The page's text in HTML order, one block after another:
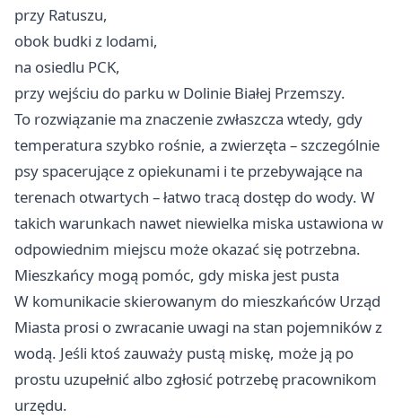
przy Ratuszu,
obok budki z lodami,
na osiedlu PCK,
przy wejściu do parku w Dolinie Białej Przemszy.
To rozwiązanie ma znaczenie zwłaszcza wtedy, gdy
temperatura szybko rośnie, a zwierzęta – szczególnie
psy spacerujące z opiekunami i te przebywające na
terenach otwartych – łatwo tracą dostęp do wody. W
takich warunkach nawet niewielka miska ustawiona w
odpowiednim miejscu może okazać się potrzebna.
Mieszkańcy mogą pomóc, gdy miska jest pusta
W komunikacie skierowanym do mieszkańców Urząd
Miasta prosi o zwracanie uwagi na stan pojemników z
wodą. Jeśli ktoś zauważy pustą miskę, może ją po
prostu uzupełnić albo zgłosić potrzebę pracownikom
urzędu.